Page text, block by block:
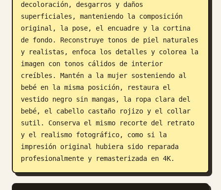
decoloración, desgarros y daños
superficiales, manteniendo la composición
original, la pose, el encuadre y la cortina
de fondo. Reconstruye tonos de piel naturales
y realistas, enfoca los detalles y colorea la
imagen con tonos cálidos de interior
creíbles. Mantén a la mujer sosteniendo al
bebé en la misma posición, restaura el
vestido negro sin mangas, la ropa clara del
bebé, el cabello castaño rojizo y el collar
sutil. Conserva el mismo recorte del retrato
y el realismo fotográfico, como si la
impresión original hubiera sido reparada
profesionalmente y remasterizada en 4K.